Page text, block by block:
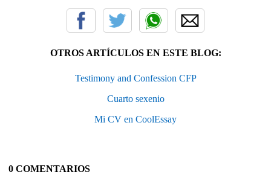
OTROS ARTÍCULOS EN ESTE BLOG:
Testimony and Confession CFP
Cuarto sexenio
Mi CV en CoolEssay
0 COMENTARIOS